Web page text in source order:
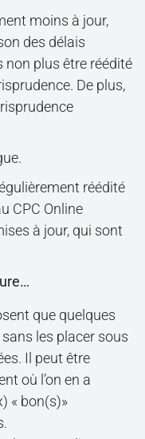
moins à jour,
des délais
non plus être réédité
De plus,
réédité
CPC Online
à jour, qui sont
que quelques
les placer sous
Il peut être
où l’on en a
« bon(s)»